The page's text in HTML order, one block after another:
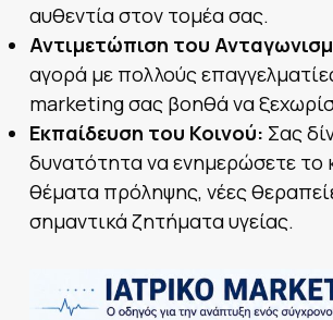
αυθεντία στον τομέα σας.
Αντιμετώπιση του
αγορά με πολλούς
marketing σας βοηθά να
Εκπαίδευση του Κοινού: Σας
δυνατότητα να ενημερώσετε το
θέματα πρόληψης, νέες
σημαντικά ζητήματα υγείας.